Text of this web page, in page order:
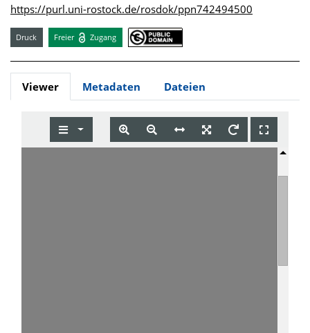
https://purl.uni-rostock.de/rosdok/ppn742494500
Druck Freier Zugang
Viewer Metadaten Dateien